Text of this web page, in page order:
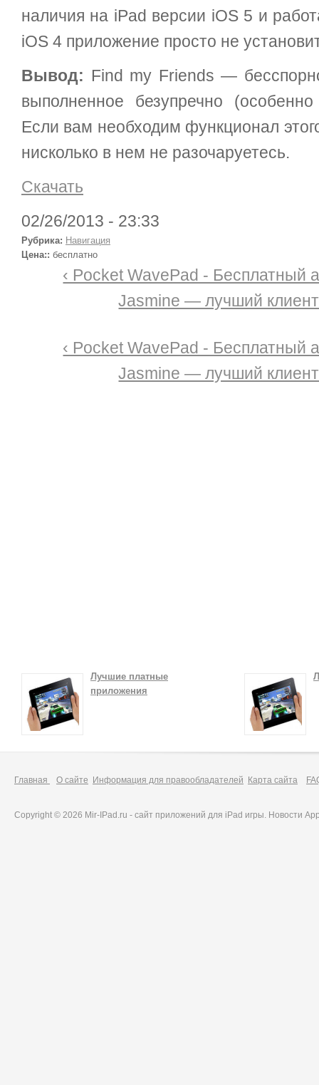
наличия на iPad версии iOS 5 и
iOS 4 приложение просто не
Вывод: Find my Friends —
выполненное безупречно
Если вам необходим функционал
нисколько в нем не разочаруетесь.
Скачать
02/26/2013 - 23:33
Рубрика: Навигация
Цена:: бесплатно
‹ Pocket WavePad - Бесплатный
Jasmine — лучший клиент
‹ Pocket WavePad - Бесплатный
Jasmine — лучший клиент
Лучшие платные
приложения
Главная О сайте Информация для правообладателей Карта сайта
Copyright © 2026 Mir-IPad.ru - сайт приложений для iPad игры. Новости